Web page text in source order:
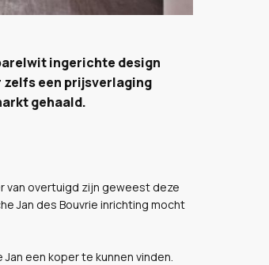
ingerichte design
zelfs een prijsverlaging
gehaald.
van overtuigd zijn geweest deze
Jan des Bouvrie inrichting mocht
een koper te kunnen vinden.